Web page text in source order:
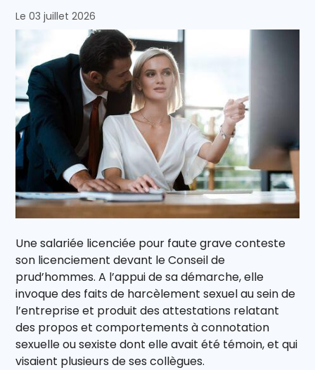
Le 03 juillet 2026
Une salariée licenciée pour faute grave conteste
son licenciement devant le Conseil de
prud’hommes. A l’appui de sa démarche, elle
invoque des faits de harcèlement sexuel au sein de
l’entreprise et produit des attestations relatant
des propos et comportements à connotation
sexuelle ou sexiste dont elle avait été témoin, et qui
visaient plusieurs de ses collègues.